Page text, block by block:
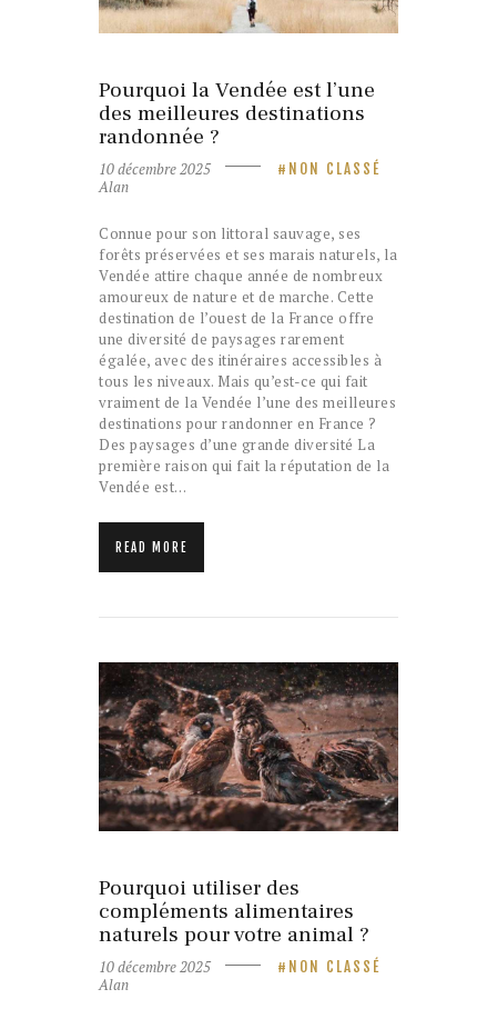
10 décembre 2025
Pourquoi la Vendée est l’une
des meilleures destinations
randonnée ?
10 décembre 2025 NON CLASSÉ
Alan
Connue pour son littoral sauvage, ses
forêts préservées et ses marais naturels, la
Vendée attire chaque année de nombreux
amoureux de nature et de marche. Cette
destination de l’ouest de la France offre
une diversité de paysages rarement
égalée, avec des itinéraires accessibles à
tous les niveaux. Mais qu’est-ce qui fait
vraiment de la Vendée l’une des meilleures
destinations pour randonner en France ?
Des paysages d’une grande diversité La
première raison qui fait la réputation de la
Vendée est…
READ MORE
10 décembre 2025
Pourquoi utiliser des
compléments alimentaires
naturels pour votre animal ?
10 décembre 2025 NON CLASSÉ
Alan